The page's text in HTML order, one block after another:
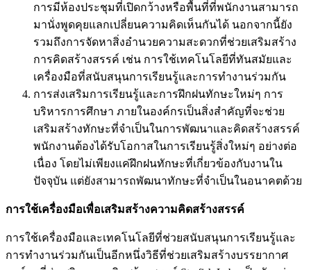
การมีห้องประชุมที่เปิดกว้างหรือพื้นที่ที่พนักงานสามารถ
มานั่งพูดคุยแลกเปลี่ยนความคิดเห็นกันได้ นอกจากนี้ยัง
รวมถึงการจัดหาสิ่งอำนวยความสะดวกที่ช่วยเสริมสร้าง
การคิดสร้างสรรค์ เช่น การใช้เทคโนโลยีที่ทันสมัยและ
เครื่องมือที่สนับสนุนการเรียนรู้และการทำงานร่วมกัน
การส่งเสริมการเรียนรู้และการฝึกฝนทักษะใหม่ๆ การ
บริหารการศึกษา ภายในองค์กรเป็นสิ่งสำคัญที่จะช่วย
เสริมสร้างทักษะที่จำเป็นในการพัฒนาและคิดสร้างสรรค์
พนักงานต้องได้รับโอกาสในการเรียนรู้สิ่งใหม่ๆ อย่างต่อ
เนื่อง โดยไม่เพียงแค่ฝึกฝนทักษะที่เกี่ยวข้องกับงานใน
ปัจจุบัน แต่ยังสามารถพัฒนาทักษะที่จำเป็นในอนาคตด้วย
การใช้เครื่องมือเพื่อเสริมสร้างความคิดสร้างสรรค์
การใช้เครื่องมือและเทคโนโลยีที่ช่วยสนับสนุนการเรียนรู้และ
การทำงานร่วมกันเป็นอีกหนึ่งวิธีที่ช่วยเสริมสร้างบรรยากาศ